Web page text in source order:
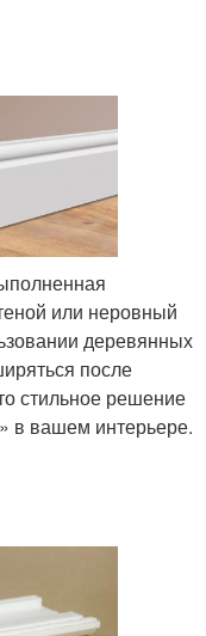
или неровный
деревянных
после
стильное решение
в вашем интерьере.